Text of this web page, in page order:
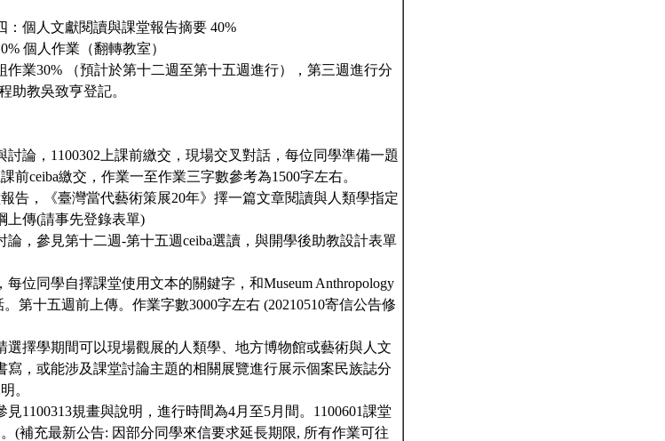
個人文獻閱讀與課堂報告摘要 40%
個人作業（翻轉教室）
業30% （預計於第十二週至第十五週進行），第三週進行分
助教吳致亨登記。
論，1100302上課前繳交，現場交叉對話，每位同學準備一題
前ceiba繳交，作業一至作業三字數參考為1500字左右。
告，《臺灣當代藝術策展20年》擇一篇文章閱讀與人類學指定
上傳(請事先登錄表單)
，參見第十二週-第十五週ceiba選讀，與開學後助教設計表單
位同學自擇課堂使用文本的關鍵字，和Museum Anthropology
第十五週前上傳。作業字數3000字左右 (20210510寄信公告修
擇學期間可以現場觀展的人類學、地方博物館或藝術與人文
，或能涉及課堂討論主題的相關展覽進行展示個案民族誌分
。
1100313規畫與說明，進行時間為4月至5月間。1100601課堂
(補充最新公告: 因部分同學來信要求延長期限, 所有作業可往